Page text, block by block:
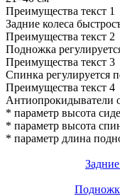
Преимущества текст 1
Задние колеса
Преимущества текст 2
Подножка
Преимущества текст 3
Спинка регулируется
Преимущества текст 4
Антиопрокидыватели
* параметр высота
* параметр высота
* параметр длина